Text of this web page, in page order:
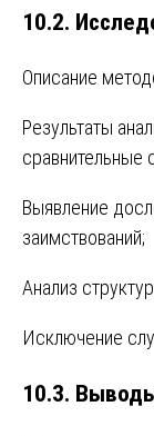
10.2.
Описание
Результаты
сравнительные
Выявление
заимствований;
Анализ
Исключение
10.3.